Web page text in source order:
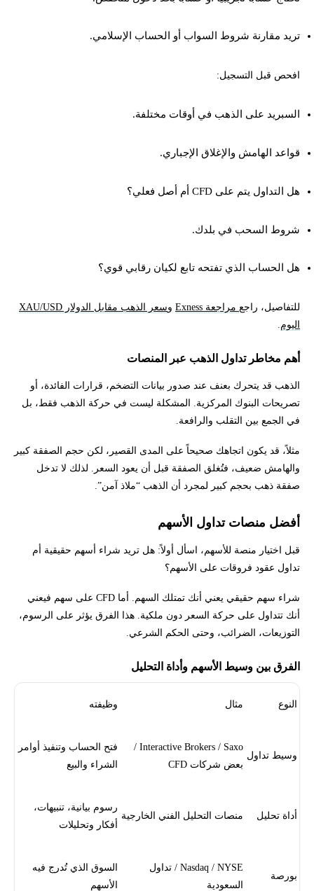
تريد مقارنة شروط السواب أو الحساب الإسلامي.
افحص قبل التسجيل:
السبريد على الذهب في أوقات مختلفة.
قواعد الهامش والإغلاق الإجباري.
هل التداول يتم على CFD أم أصل فعلي؟
شروط السحب في بلدك.
هل الحساب الذي تفتحه تابع لكيان رقابي قوي؟
للتفاصيل، راجع مراجعة Exness و
سعر الذهب مقابل الدولار XAU/USD
اليوم
أهم مخاطر تداول الذهب عبر المنصات
الذهب قد يتحرك بعنف عند صدور بيانات التضخم، قرارات الفائدة، أو
تصريحات البنوك المركزية. المشكلة ليست في حركة الذهب فقط، بل
في الجمع بين التقلب والرافعة.
مثلاً، قد يكون اتجاهك صحيحاً على المدى القصير، لكن حجم الصفقة كبير
والهامش ضعيف، فتُغلق الصفقة قبل أن يعود السعر. لذلك لا تدخل
صفقة ذهب بحجم كبير لمجرد أن الذهب “ملاذ آمن”.
أفضل منصات تداول الأسهم
قبل اختيار منصة للأسهم، اسأل أولاً: هل تريد شراء أسهم حقيقية أم
تداول عقود فروقات على الأسهم؟
شراء سهم حقيقي يعني أنك تمتلك السهم. أما CFD على سهم فيعني
أنك تتداول على حركة السعر دون ملكية. هذا الفرق يؤثر على الرسوم،
التوزيعات، الضرائب، وحتى الحكم الشرعي.
الفرق بين وسيط الأسهم وأداة التحليل
النوع مثال وظيفته
وسيط تداول
Interactive Brokers / Saxo /
بعض شركات CFD
فتح الحساب وتنفيذ أوامر
الشراء والبيع
أداة تحليل منصات التحليل الفني الخارجية
رسوم بيانية، تنبيهات،
أفكار وتحليلات
بورصة
Nasdaq / NYSE / تداول
السعودية
السوق الذي تُدرج فيه
الأسهم